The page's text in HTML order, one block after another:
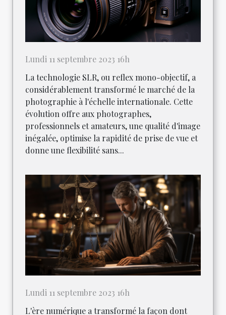
Lundi 11 septembre 2023 16h
La technologie SLR, ou reflex mono-objectif, a
considérablement transformé le marché de la
photographie à l'échelle internationale. Cette
évolution offre aux photographes,
professionnels et amateurs, une qualité d'image
inégalée, optimise la rapidité de prise de vue et
donne une flexibilité sans...
Lundi 11 septembre 2023 16h
L'ère numérique a transformé la façon dont